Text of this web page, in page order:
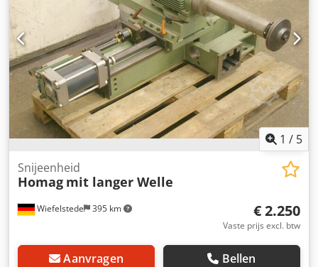
volt -Frequentie: 50/100 Hz -Snelheid: 2880/5880 tpm -
andere motoren met andere diensten op voorraad tegen
een meerprijs Dcjdpfeb Uhp Hex Adisk -Maten:
1150/600/H1330 mm -gewicht: 346 kg
1 / 5
Wiefelstede 395 km
Snijeenheid
Homag mit langer Welle
€ 2.250
Vaste prijs excl. btw
Aanvragen Bellen